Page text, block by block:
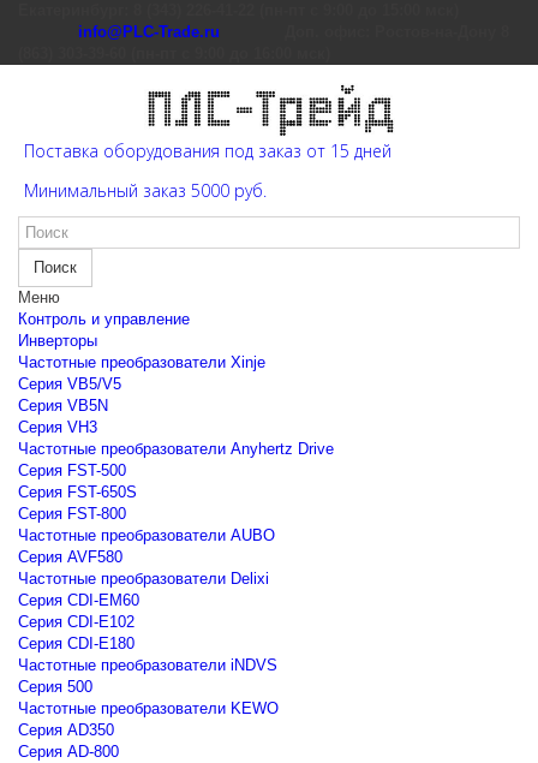
info@PLC-Trade.ru
Поставка оборудования под заказ от 15 дней
Минимальный заказ 5000 руб.
Поиск
Меню
Контроль и управление
Инверторы
Частотные преобразователи Xinje
Cерия VB5/V5
Cерия VB5N
Cерия VH3
Частотные преобразователи Anyhertz Drive
Серия FST-500
Серия FST-650S
Серия FST-800
Частотные преобразователи AUBO
Серия AVF580
Частотные преобразователи Delixi
Серия CDI-EM60
Серия CDI-E102
Серия CDI-E180
Частотные преобразователи iNDVS
Серия 500
Частотные преобразователи KEWO
Серия AD350
Серия AD-800